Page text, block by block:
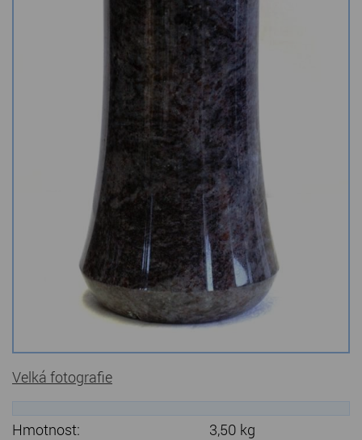
Zvířecí náhrobky a pomníčky
Kamenné stoly, konferenční stolky
Barevné kamenné drti
Štípané kamenné obklady
Dárkové předměty z přírodního kamene
Gabiony, gabionový kámen
Údržba a čištění kamene
Velká fotografie
Hmotnost:
3,50 kg